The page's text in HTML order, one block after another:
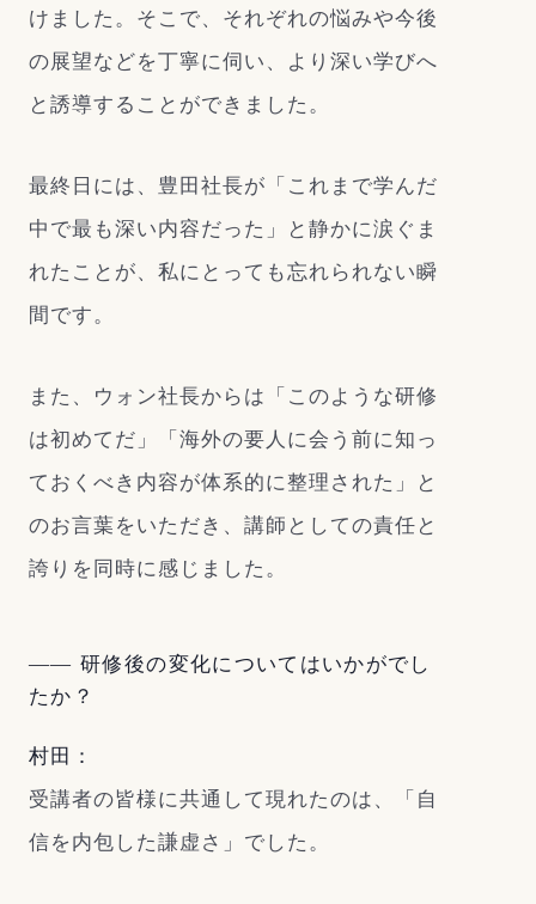
けました。そこで、それぞれの悩みや今後
の展望などを丁寧に伺い、より深い学びへ
と誘導することができました。
最終日には、豊田社長が「これまで学んだ
中で最も深い内容だった」と静かに涙ぐま
れたことが、私にとっても忘れられない瞬
間です。
また、ウォン社長からは「このような研修
は初めてだ」「海外の要人に会う前に知っ
ておくべき内容が体系的に整理された」と
のお言葉をいただき、講師としての責任と
誇りを同時に感じました。
―― 研修後の変化についてはいかがでし
たか？
村田：
受講者の皆様に共通して現れたのは、「自
信を内包した謙虚さ」でした。